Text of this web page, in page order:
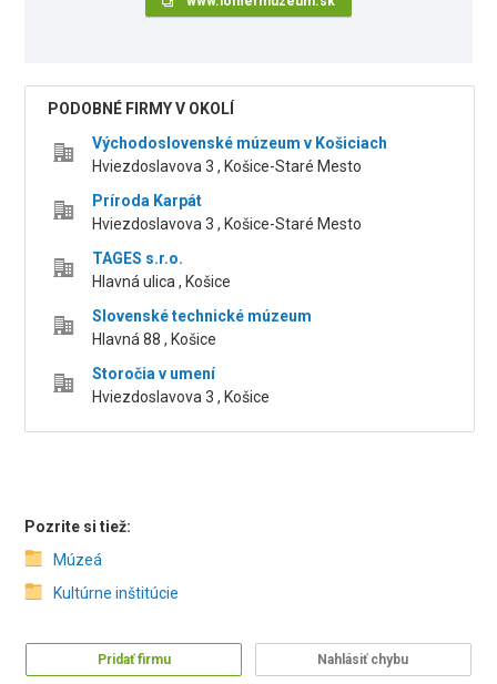
PODOBNÉ FIRMY V OKOLÍ
Východoslovenské múzeum v Košiciach
Hviezdoslavova 3 , Košice-Staré Mesto
Príroda Karpát
Hviezdoslavova 3 , Košice-Staré Mesto
TAGES s.r.o.
Hlavná ulica , Košice
Slovenské technické múzeum
Hlavná 88 , Košice
Storočia v umení
Hviezdoslavova 3 , Košice
Pozrite si tiež:
Múzeá
Kultúrne inštitúcie
Pridať firmu Nahlásiť chybu